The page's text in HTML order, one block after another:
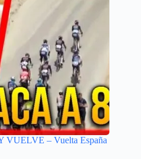
– Vuelta España